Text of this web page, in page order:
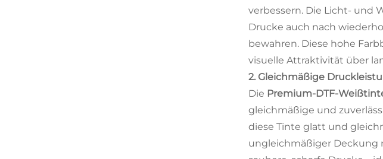
verbessern. Die Licht- und
Drucke auch nach
bewahren. Diese hohe
visuelle Attraktivität über
2. Gleichmäßige
Die Premium-DTF-
gleichmäßige und
diese Tinte glatt und
ungleichmäßiger Deckung